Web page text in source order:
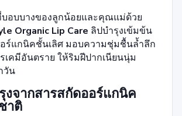
อบบางของลูกน้อยและคุณแม่ด้วย
Organic Lip Care ลิปบำรุงเข้มข้น
ร์แกนิคชั้นเลิศ มอบความชุ่มชื้นล้ำลึก
เคมีอันตราย ให้ริมฝีปากเนียนนุ่ม
วัน
งจากสารสกัดออร์แกนิค
าติ